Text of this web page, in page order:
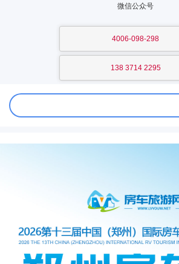
微信公众号
4006-098-298
138 3714 2295